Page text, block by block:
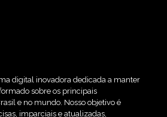
digital inovadora dedicada a manter
sobre os principais
e no mundo. Nosso objetivo é
imparciais e atualizadas,